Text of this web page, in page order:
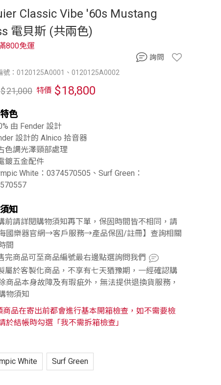
Classic Vibe '60s Mustang
電貝斯 (共兩色)
號：0120125A0001、0120125A0002
800免運
$21,000 特價 $18,800
色
由 Fender 設計
設計的 Alnico 拾音器
色調光澤頸部處理
鍍五金配件
White：0374570505、Surf Green：
知
前請詳閱購物須知再下單，保固時間皆不相同，請
國樂器官網→客戶服務→產品保固/註冊】查詢相關
間
完商品可至商品編號最右邊點選詢問我們
屬於客製化商品，不享有七天猶豫期，一經確認購
商品本身故障及有瑕疵外，無法提供退換貨服務，
物須知
商品在寄出前都會進行基本開箱檢查，如不需要檢
於結帳時勾選「我不需拆箱檢查」
White Surf Green
詢問